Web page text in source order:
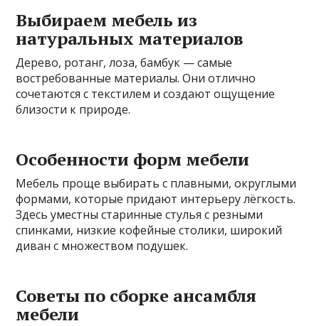
Выбираем мебель из
натуральных материалов
Дерево, ротанг, лоза, бамбук — самые
востребованные материалы. Они отлично
сочетаются с текстилем и создают ощущение
близости к природе.
Особенности форм мебели
Мебель проще выбирать с плавными, округлыми
формами, которые придают интерьеру лёгкость.
Здесь уместны старинные стулья с резными
спинками, низкие кофейные столики, широкий
диван с множеством подушек.
Советы по сборке ансамбля
мебели